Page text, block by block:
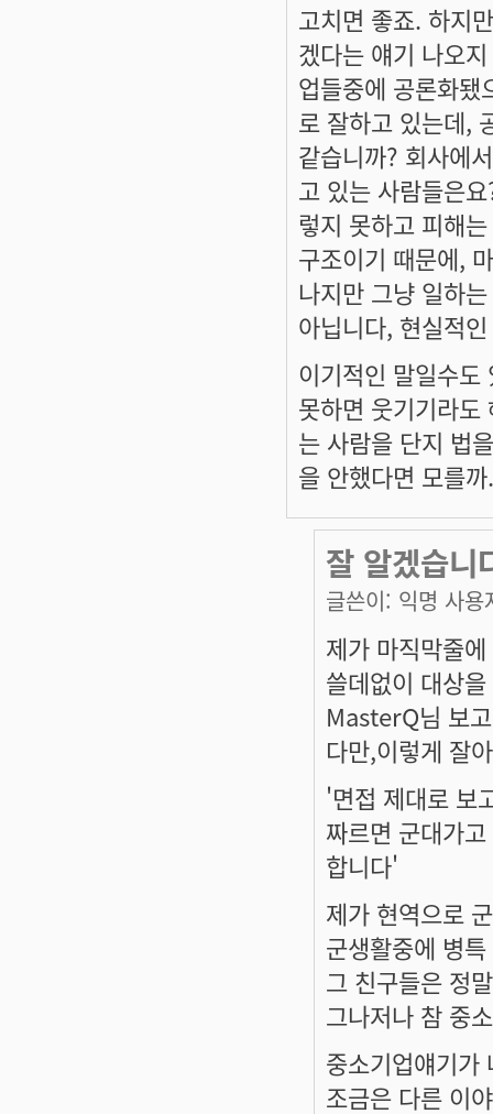
고치면 좋죠. 하지
겠다는 얘기 나오
업들중에 공론화됐
로 잘하고 있는데,
같습니까? 회사에
고 있는 사람들은
렇지 못하고 피해
구조이기 때문에,
나지만 그냥 일하
아닙니다, 현실적
이기적인 말일수
못하면 웃기기라도
는 사람을 단지 법
을 안했다면 모를까.
잘 알겠습니
글쓴이: 익명 사용
제가 마직막줄
쓸데없이 대상
MasterQ님 보
다만,이렇게 잘
'면접 제대로 보
짜르면 군대가
합니다'
제가 현역으로
군생활중에 병
그 친구들은 정
그나저나 참 중
중소기업얘기가
조금은 다른 이